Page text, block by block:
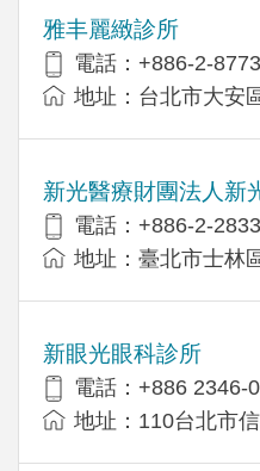
雅丰麗緻診所
電話：+886-2-
地址：台北市大安
新光醫療財團法人新
電話：+886-2-
地址：臺北市士林
新眼光眼科診所
電話：+886 2346-
地址：110台北市